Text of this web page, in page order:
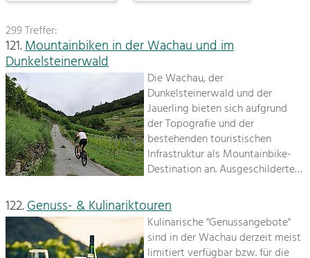
Kunst & Kultur
Handwerk, Wissenschaft und Forschung.
Soziales, Bildung &
Identität
Gleichberechtigung, Jugend und
Integration
Mobilität & Energie
Klimawandel, öffentlicher Verkehr und
erneuerbare Energie
Wirtschaft
Steigerung regionaler Wertschöpfung
299 Treffer:
121.Mountainbiken in der Wachau und im
Dunkelsteinerwald
Die Wachau, der
Dunkelsteinerwald und der
Jauerling bieten sich aufgrund
der Topografie und der
bestehenden touristischen
Infrastruktur als Mountainbike-
Destination an. Ausgeschilderte…
122.Genuss- & Kulinariktouren
Kulinarische "Genussangebote"
sind in der Wachau derzeit meist
limitiert verfügbar bzw. für die